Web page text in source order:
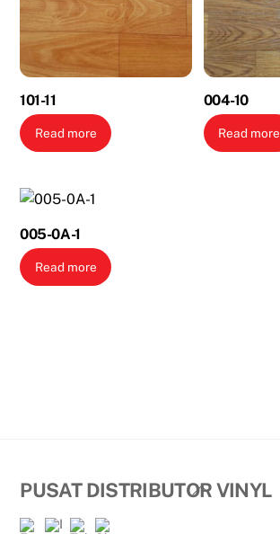
101-11
Read more
004-10
Read more
005-0A-1
Read more
Back
PUSAT DISTRIBUTOR VINYL